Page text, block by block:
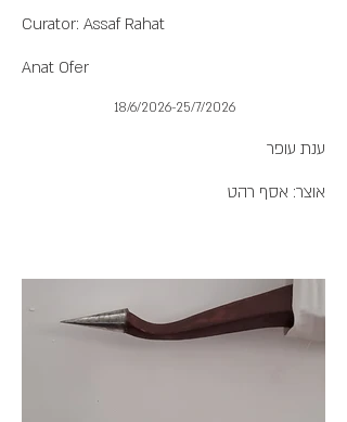
Curator: Assaf Rahat
Anat Ofer
18/6/2026-25/7/2026
ענת עופר
אוצר: אסף רהט
הים